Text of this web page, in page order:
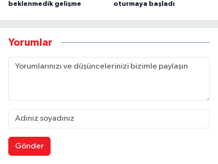
beklenmedik gelişme
oturmaya başladı
Yorumlar
Gönder